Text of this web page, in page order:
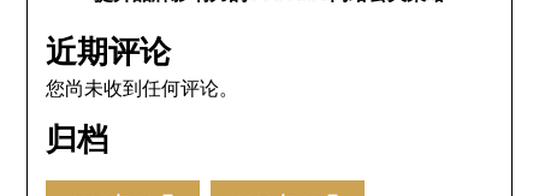
近期评论
您尚未收到任何评论。
归档